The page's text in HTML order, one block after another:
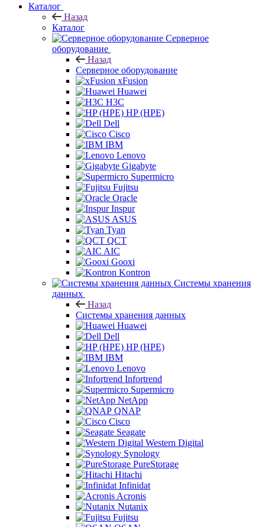
Каталог
Назад
Каталог
Серверное
оборудование
Назад
Серверное оборудование
xFusion
Huawei
H3C
HP (HPE)
Dell
Cisco
IBM
Lenovo
Gigabyte
Supermicro
Fujitsu
Oracle
Inspur
ASUS
Tyan
QCT
AIC
Gooxi
Kontron
Системы хранения
данных
Назад
Системы хранения данных
Huawei
Dell
HP (HPE)
IBM
Lenovo
Infortrend
Supermicro
NetApp
QNAP
Cisco
Seagate
Western Digital
Synology
PureStorage
Hitachi
Infinidat
Acronis
Nutanix
Fujitsu